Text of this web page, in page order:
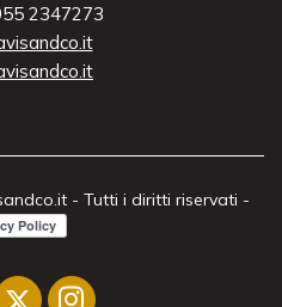
2347273
- Tutti i diritti riservati -